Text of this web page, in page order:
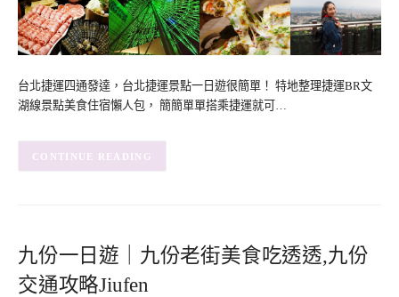
台北捷運四通發達，台北捷運景點一日遊很簡單！ 特地整理捷運BR文
湖線景點美食住宿懶人包， 簡簡單單搭乘捷運就可…
CONTINUE READING
九份一日遊｜九份老街美食吃透透,九份
交通攻略Jiufen